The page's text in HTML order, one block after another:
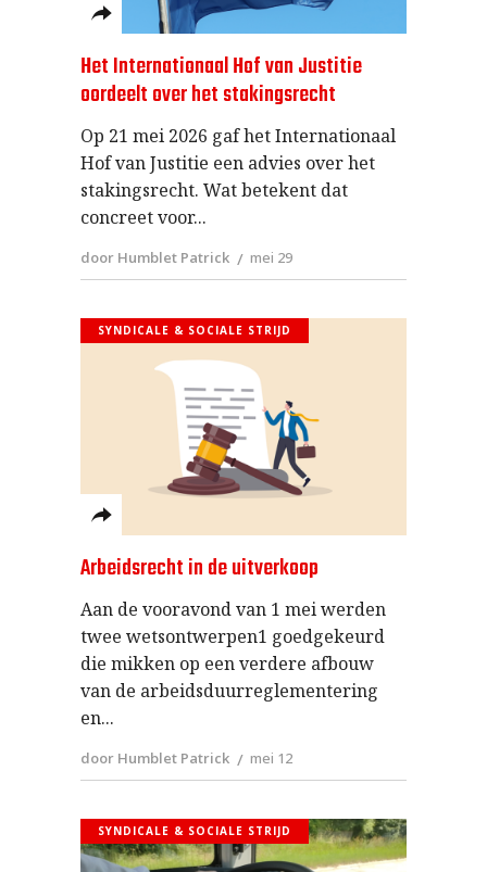
Het Internationaal Hof van Justitie
oordeelt over het stakingsrecht
Op 21 mei 2026 gaf het Internationaal
Hof van Justitie een advies over het
stakingsrecht. Wat betekent dat
concreet voor
door Humblet Patrick mei 29
SYNDICALE & SOCIALE STRIJD
Arbeidsrecht in de uitverkoop
Aan de vooravond van 1 mei werden
twee wetsontwerpen1 goedgekeurd
die mikken op een verdere afbouw
van de arbeidsduurreglementering
en
door Humblet Patrick mei 12
SYNDICALE & SOCIALE STRIJD